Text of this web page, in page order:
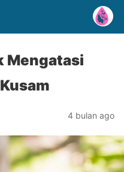
Mengatasi
4 bulan ago